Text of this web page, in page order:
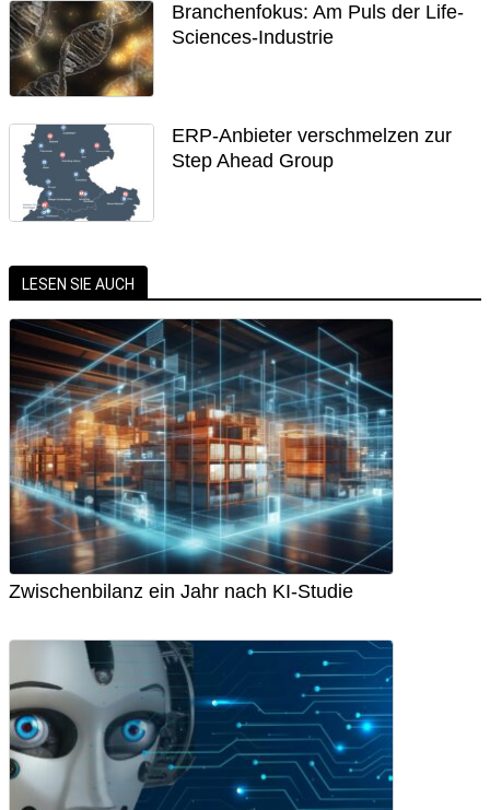
Branchenfokus: Am Puls der Life-
Sciences-Industrie
ERP-Anbieter verschmelzen zur
Step Ahead Group
LESEN SIE AUCH
Zwischenbilanz ein Jahr nach KI-Studie